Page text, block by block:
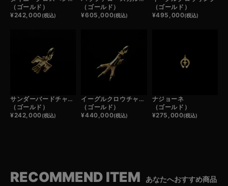
（ゴールド）
¥242,000(税込)
（ゴールド）
¥605,000(税込)
（ゴールド）
¥495,000(税込)
サンダーバードチャーム
（ゴールド）
¥242,000(税込)
イーグルクロウチャーム
（ゴールド）
¥440,000(税込)
ナジョーネ
（ゴールド）
¥275,000(税込)
RECOMMEND ITEM あなたへおすすめ商品